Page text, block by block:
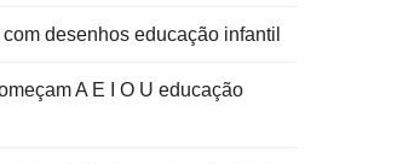
desenhos educação infantil
A E I O U educação